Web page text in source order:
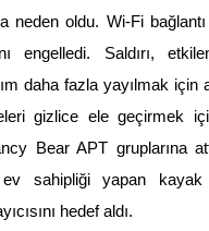
oldu. Wi-Fi bağlantı
engelledi. Saldırı,
daha fazla yayılmak için
gizlice ele geçirmek
Bear APT gruplarına
sahipliği yapan kayak
hedef aldı.